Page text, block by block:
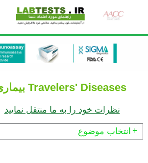
Travelers' Diseases بیماری‌های مسافران
نظرات خود را به ما منتقل نمایید
انتخاب موضوع